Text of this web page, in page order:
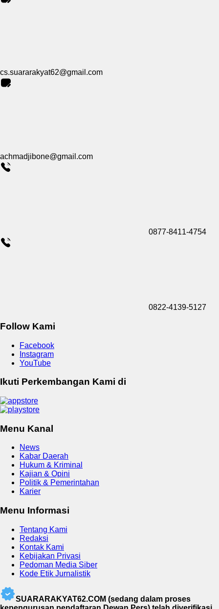
cs.suararakyat62@gmail.com
achmadjibone@gmail.com
0877-8411-4754
0822-4139-5127
Follow Kami
Facebook
Instagram
YouTube
Ikuti Perkembangan Kami di
Menu Kanal
News
Kabar Daerah
Hukum & Kriminal
Kajian & Opini
Politik & Pemerintahan
Karier
Menu Informasi
Tentang Kami
Redaksi
Kontak Kami
Kebijakan Privasi
Pedoman Media Siber
Kode Etik Jurnalistik
SUARARAKYAT62.COM (sedang dalam proses